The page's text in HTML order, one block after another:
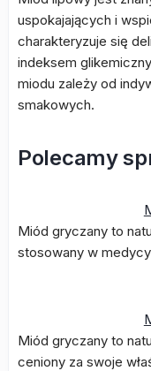
uspokajających i
charakteryzuje się
indeksem
miodu zależy od
smakowych.
Polecamy
Miód gryczany to
stosowany w
Miód gryczany to
ceniony za swoje